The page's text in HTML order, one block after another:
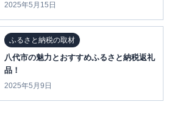
2025年5月15日
ふるさと納税の取材
八代市の魅力とおすすめふるさと納税返礼
品！
2025年5月9日